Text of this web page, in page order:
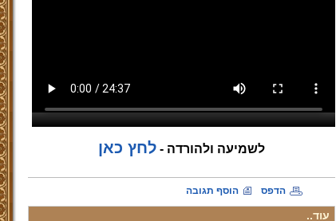
לשמיעה ולהורדה -לחץ כאן
הדפס הוסף תגובה
עוד..